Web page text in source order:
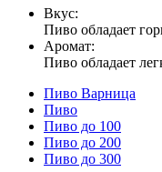
Вкус:
Пиво обладает
Аромат:
Пиво обладает
Пиво Варница
Пиво
Пиво до 100
Пиво до 200
Пиво до 300